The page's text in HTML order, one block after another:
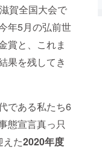
賀全国大会で
年5月の弘前世
賞と、これま
果を残してき
である私たち6
態宣言真っ只
えた2020年度